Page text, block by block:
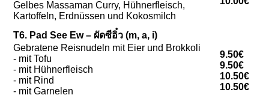
Gelbes Massaman Curry, Hühnerfleisch,
Kartoffeln, Erdnüssen und Kokosmilch
T6. Pad See Ew – ผัดซีอิ๋ว (m, a, i)
Gebratene Reisnudeln mit Eier und Brokkoli
- mit Tofu
- mit Hühnerfleisch
- mit Rind
- mit Garnelen
9.50€
9.50€
10.50€
10.50€